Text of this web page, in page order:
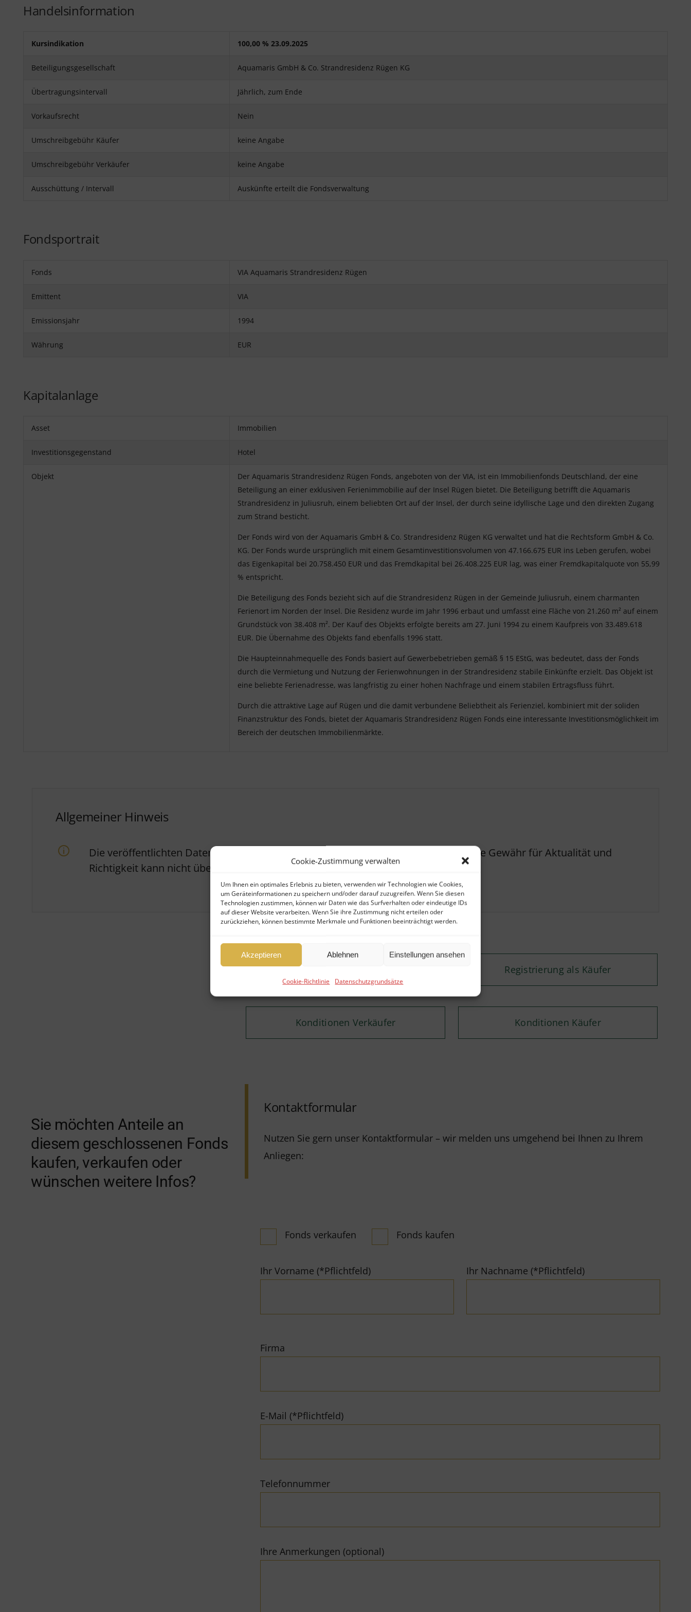
Cookie-Zustimmung verwalten
Um Ihnen ein optimales Erlebnis zu bieten, verwenden wir Technologien wie Cookies,
um Geräteinformationen zu speichern und/oder darauf zuzugreifen. Wenn Sie diesen
Technologien zustimmen, können wir Daten wie das Surfverhalten oder eindeutige IDs
auf dieser Website verarbeiten. Wenn Sie ihre Zustimmung nicht erteilen oder
zurückziehen, können bestimmte Merkmale und Funktionen beeinträchtigt werden.
Akzeptieren Ablehnen Einstellungen ansehen
Cookie-Richtlinie Datenschutzgrundsätze
Handelsinformation
Kursindikation 100,00 % 23.09.2025
Beteiligungsgesellschaft Aquamaris GmbH & Co. Strandresidenz Rügen KG
Übertragungsintervall Jährlich, zum Ende
Vorkaufsrecht Nein
Umschreibgebühr Käufer keine Angabe
Umschreibgebühr Verkäufer keine Angabe
Ausschüttung / Intervall Auskünfte erteilt die Fondsverwaltung
Fondsportrait
Fonds VIA Aquamaris Strandresidenz Rügen
Emittent VIA
Emissionsjahr 1994
Währung EUR
Kapitalanlage
Asset Immobilien
Investitionsgegenstand Hotel
Objekt
Der Aquamaris Strandresidenz Rügen Fonds, angeboten von der VIA, ist ein Immobilienfonds Deutschland, der eine
Beteiligung an einer exklusiven Ferienimmobilie auf der Insel Rügen bietet. Die Beteiligung betrifft die Aquamaris
Strandresidenz in Juliusruh, einem beliebten Ort auf der Insel, der durch seine idyllische Lage und den direkten Zugang
zum Strand besticht.
Der Fonds wird von der Aquamaris GmbH & Co. Strandresidenz Rügen KG verwaltet und hat die Rechtsform GmbH & Co.
KG. Der Fonds wurde ursprünglich mit einem Gesamtinvestitionsvolumen von 47.166.675 EUR ins Leben gerufen, wobei
das Eigenkapital bei 20.758.450 EUR und das Fremdkapital bei 26.408.225 EUR lag, was einer Fremdkapitalquote von 55,99
% entspricht.
Die Beteiligung des Fonds bezieht sich auf die Strandresidenz Rügen in der Gemeinde Juliusruh, einem charmanten
Ferienort im Norden der Insel. Die Residenz wurde im Jahr 1996 erbaut und umfasst eine Fläche von 21.260 m² auf einem
Grundstück von 38.408 m². Der Kauf des Objekts erfolgte bereits am 27. Juni 1994 zu einem Kaufpreis von 33.489.618
EUR. Die Übernahme des Objekts fand ebenfalls 1996 statt.
Die Haupteinnahmequelle des Fonds basiert auf Gewerbebetrieben gemäß § 15 EStG, was bedeutet, dass der Fonds
durch die Vermietung und Nutzung der Ferienwohnungen in der Strandresidenz stabile Einkünfte erzielt. Das Objekt ist
eine beliebte Ferienadresse, was langfristig zu einer hohen Nachfrage und einem stabilen Ertragsfluss führt.
Durch die attraktive Lage auf Rügen und die damit verbundene Beliebtheit als Ferienziel, kombiniert mit der soliden
Finanzstruktur des Fonds, bietet der Aquamaris Strandresidenz Rügen Fonds eine interessante Investitionsmöglichkeit im
Bereich der deutschen Immobilienmärkte.
Allgemeiner Hinweis
Die veröffentlichten Daten werden uns vom Treuhänder zur Verfügung gestellt. Eine Gewähr für Aktualität und
Richtigkeit kann nicht übernommen werden.
Maklervertrag (Verkäufer) Registrierung als Käufer
Konditionen Verkäufer Konditionen Käufer
Sie möchten Anteile an
diesem geschlossenen Fonds
kaufen, verkaufen oder
wünschen weitere Infos?
Kontaktformular
Nutzen Sie gern unser Kontaktformular – wir melden uns umgehend bei Ihnen zu Ihrem
Anliegen:
Fonds verkaufen Fonds kaufen
Ihr Vorname (*Pflichtfeld) Ihr Nachname (*Pflichtfeld)
Firma
E-Mail (*Pflichtfeld)
Telefonnummer
Ihre Anmerkungen (optional)